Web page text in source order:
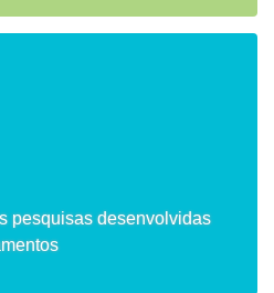
pesquisas desenvolvidas